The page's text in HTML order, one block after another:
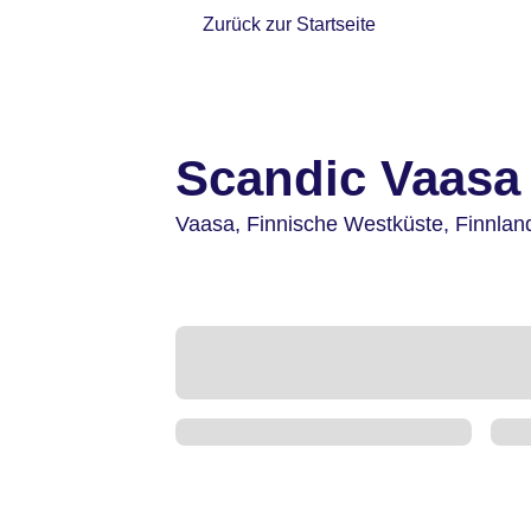
Zurück zur Startseite
Scandic Vaasa
Vaasa, Finnische Westküste,